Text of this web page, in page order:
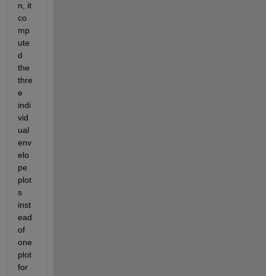
n, it
co
mp
ute
d
the
thre
e
indi
vid
ual
env
elo
pe
plot
s
inst
ead
of
one
plot
for